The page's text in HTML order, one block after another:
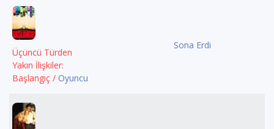
Üçüncü Türden
Yakın İlişkiler:
Başlangıç / Oyuncu
Sona Erdi